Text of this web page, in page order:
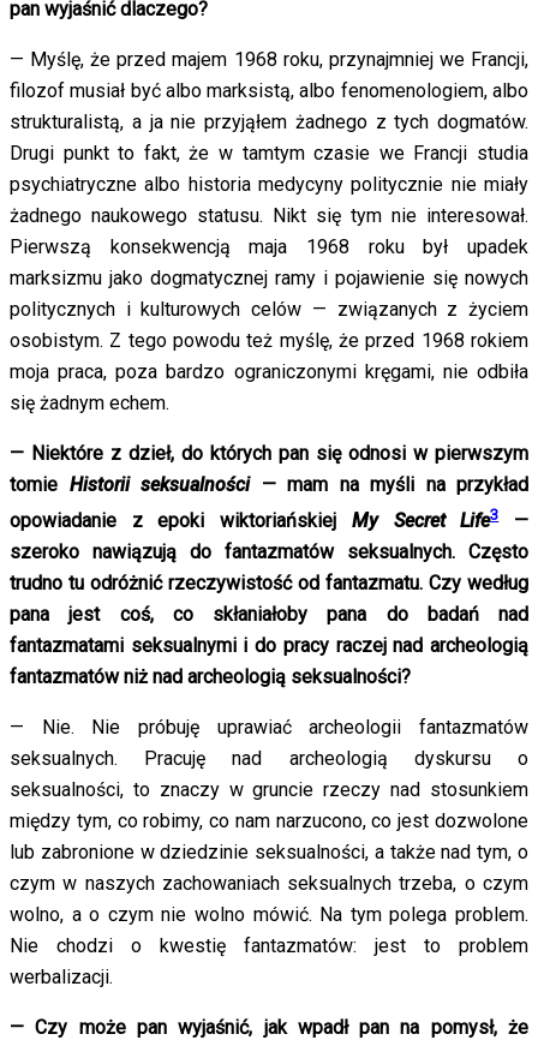
pan wyjaśnić dlaczego?
— Myślę, że przed majem 1968 roku, przynajmniej we Francji,
filozof musiał być albo marksistą, albo fenomenologiem, albo
strukturalistą, a ja nie przyjąłem żadnego z tych dogmatów.
Drugi punkt to fakt, że w tamtym czasie we Francji studia
psychiatryczne albo historia medycyny politycznie nie miały
żadnego naukowego statusu. Nikt się tym nie interesował.
Pierwszą konsekwencją maja 1968 roku był upadek
marksizmu jako dogmatycznej ramy i pojawienie się nowych
politycznych i kulturowych celów — związanych z życiem
osobistym. Z tego powodu też myślę, że przed 1968 rokiem
moja praca, poza bardzo ograniczonymi kręgami, nie odbiła
się żadnym echem.
— Niektóre z dzieł, do których pan się odnosi w pierwszym
tomie Historii seksualności— mam na myśli na przykład
opowiadanie z epoki wiktoriańskiej My Secret Life3—
szeroko nawiązują do fantazmatów seksualnych. Często
trudno tu odróżnić rzeczywistość od fantazmatu. Czy według
pana jest coś, co skłaniałoby pana do badań nad
fantazmatami seksualnymi i do pracy raczej nad archeologią
fantazmatów niż nad archeologią seksualności?
— Nie. Nie próbuję uprawiać archeologii fantazmatów
seksualnych. Pracuję nad archeologią dyskursu o
seksualności, to znaczy w gruncie rzeczy nad stosunkiem
między tym, co robimy, co nam narzucono, co jest dozwolone
lub zabronione w dziedzinie seksualności, a także nad tym, o
czym w naszych zachowaniach seksualnych trzeba, o czym
wolno, a o czym nie wolno mówić. Na tym polega problem.
Nie chodzi o kwestię fantazmatów: jest to problem
werbalizacji.
— Czy może pan wyjaśnić, jak wpadł pan na pomysł, że